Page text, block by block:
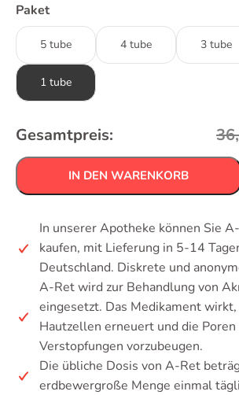
Paket
5 tube 4 tube 3 tube
1 tube
Gesamtpreis:
IN DEN WARENKORB
In unserer Apotheke können Sie
kaufen, mit Lieferung in 5-14
Deutschland. Diskrete und
A-Ret wird zur Behandlung von
eingesetzt. Das Medikament
Hautzellen erneuert und die
Verstopfungen vorzubeugen.
Die übliche Dosis von A-Ret
erdbewergroße Menge einmal